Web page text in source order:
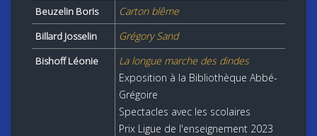
Beuzelin Boris Carton blême
Billard Josselin Grégory Sand
Bishoff Léonie
La longue marche des dindes
Exposition à la Bibliothèque Abbé-
Grégoire
Spectacles avec les scolaires
Prix Ligue de l'enseignement 2023